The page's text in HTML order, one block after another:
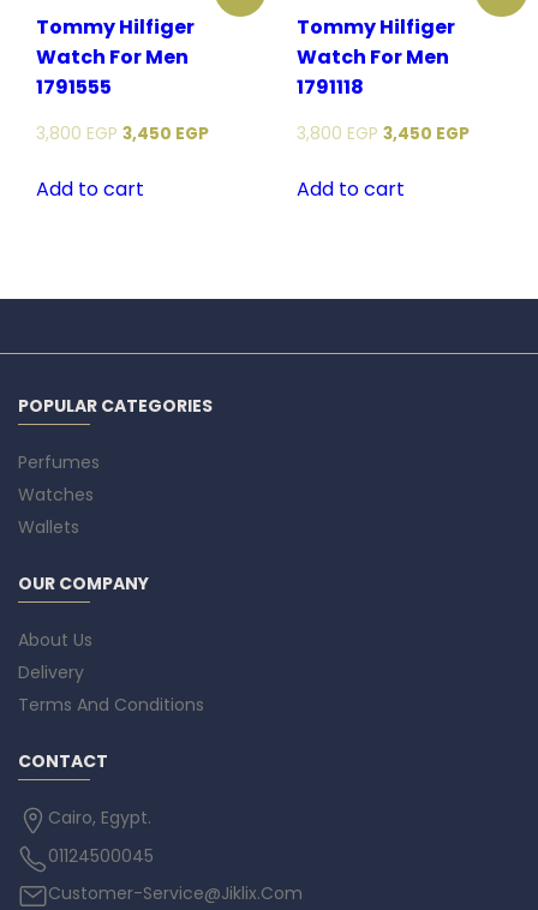
Tommy Hilfiger
Watch For Men
1791555
3,800 EGP 3,450 EGP
Add to cart
Tommy Hilfiger
Watch For Men
1791118
3,800 EGP 3,450 EGP
Add to cart
POPULAR CATEGORIES
Perfumes
Watches
Wallets
OUR COMPANY
About Us
Delivery
Terms And Conditions
CONTACT
Cairo, Egypt.
01124500045
Customer-Service@Jiklix.Com